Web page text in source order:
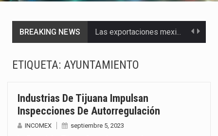
BREAKING NEWS Las exportaciones mexicanas de vehículos ligeros disminuyeron 9.67 % en julio a tasa anual, alcanzando…
ETIQUETA: AYUNTAMIENTO
Industrias De Tijuana Impulsan
Inspecciones De Autorregulación
INCOMEX septiembre 5, 2023